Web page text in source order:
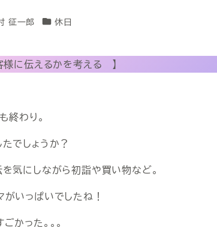
征一郎 カテゴリー
休日
様に伝えるかを考える 】
終わり。
でしょうか？
気にしながら初詣や買い物など。
いっぱいでしたね！
かった。。。